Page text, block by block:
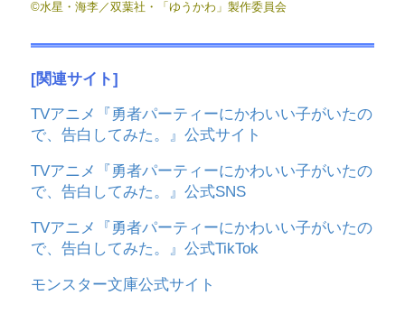
©水星・海李／双葉社・「ゆうかわ」製作委員会
[関連サイト]
TVアニメ『勇者パーティーにかわいい子がいたの
で、告白してみた。』公式サイト
TVアニメ『勇者パーティーにかわいい子がいたの
で、告白してみた。』公式SNS
TVアニメ『勇者パーティーにかわいい子がいたの
で、告白してみた。』公式TikTok
モンスター文庫公式サイト